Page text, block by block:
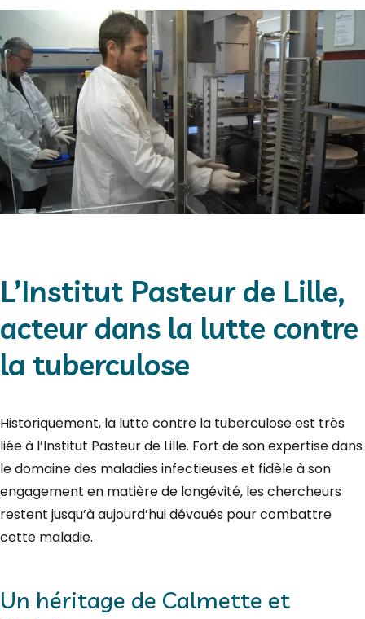
L’Institut Pasteur de Lille,
acteur dans la lutte contre
la tuberculose
Historiquement, la lutte contre la tuberculose est très
liée à l’Institut Pasteur de Lille. Fort de son expertise dans
le domaine des maladies infectieuses et fidèle à son
engagement en matière de longévité, les chercheurs
restent jusqu’à aujourd’hui dévoués pour combattre
cette maladie.
Un héritage de Calmette et